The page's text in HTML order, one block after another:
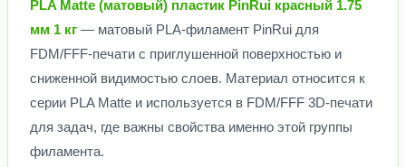
PLA Matte (матовый) пластик PinRui красный 1.75
мм 1 кг — матовый PLA-филамент PinRui для
FDM/FFF-печати с приглушенной поверхностью и
сниженной видимостью слоев. Материал относится к
серии PLA Matte и используется в FDM/FFF 3D-печати
для задач, где важны свойства именно этой группы
филамента.